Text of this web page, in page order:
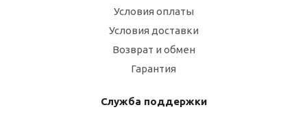
Условия оплаты
Условия доставки
Возврат и обмен
Гарантия
Служба поддержки